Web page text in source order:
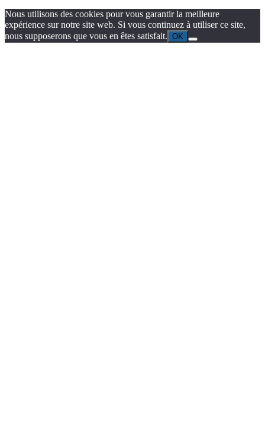
Nous utilisons des cookies pour vous garantir la meilleure
expérience sur notre site web. Si vous continuez à utiliser ce site,
nous supposerons que vous en êtes satisfait. OK